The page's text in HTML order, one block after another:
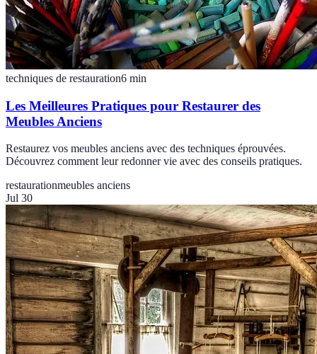
techniques de restauration6 min
Les Meilleures Pratiques pour Restaurer des
Meubles Anciens
Restaurez vos meubles anciens avec des techniques éprouvées.
Découvrez comment leur redonner vie avec des conseils pratiques.
restaurationmeubles anciens
Jul 30